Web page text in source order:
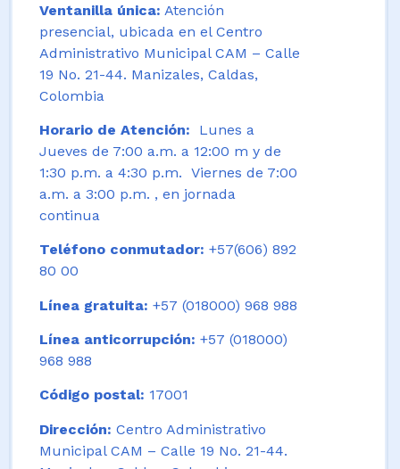
Ventanilla única: Atención
presencial, ubicada en el Centro
Administrativo Municipal CAM – Calle
19 No. 21-44. Manizales, Caldas,
Colombia
Horario de Atención:
Lunes a
Jueves de 7:00 a.m. a 12:00 m y de
1:30 p.m. a 4:30 p.m. Viernes de 7:00
a.m. a 3:00 p.m. , en jornada
continua
Teléfono conmutador: +57(606) 892
80 00
Línea gratuita: +57 (018000) 968 988
Línea anticorrupción: +57 (018000)
968 988
Código postal: 17001
Dirección: Centro Administrativo
Municipal CAM – Calle 19 No. 21-44.